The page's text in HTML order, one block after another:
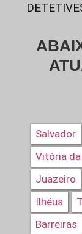
Salvador
Vitória
Juazeiro
Ilhéus
Barreiras